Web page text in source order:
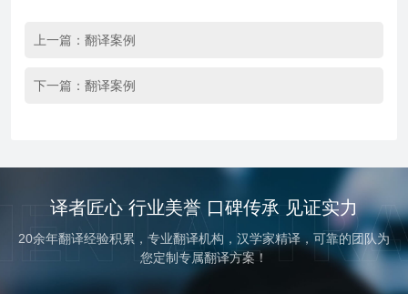
上一篇： 翻译案例
下一篇： 翻译案例
译者匠心 行业美誉 口碑传承 见证实力
20余年翻译经验积累，专业翻译机构，汉学家精译，可靠的团队为
您定制专属翻译方案！